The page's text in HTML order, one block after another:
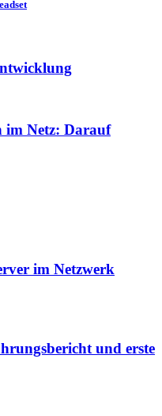
im Netz: Darauf
im Netzwerk
und erste